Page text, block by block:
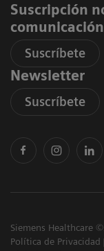
Suscripción
comunicación
Suscríbete
Newsletter
Suscríbete
Siemens Healthcare
Política de Privacidad